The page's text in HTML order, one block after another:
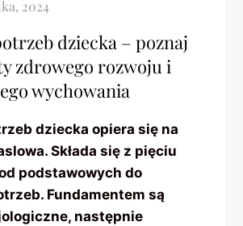
dziecka – poznaj
zdrowego rozwoju i
wychowania
dziecka opiera się na
Składa się z pięciu
podstawowych do
Fundamentem są
następnie